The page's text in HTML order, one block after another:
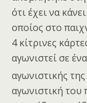
ότι έχει να
οποίος στο
4 κίτρινες
αγωνιστεί σε
αγωνιστικής
αγωνιστική του